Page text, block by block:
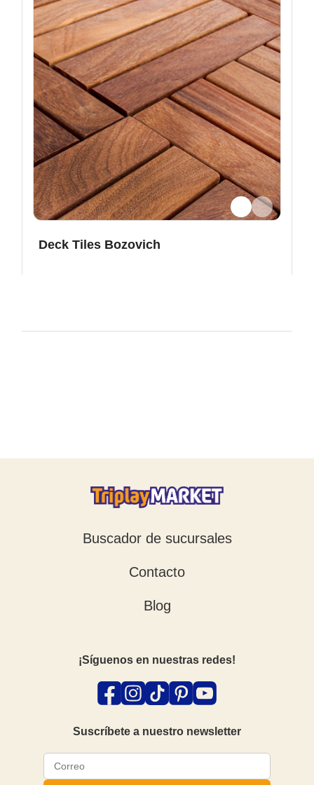
Deck Tiles Bozovich
Buscador de sucursales
Contacto
Blog
¡Síguenos en nuestras redes!
Suscríbete a nuestro newsletter